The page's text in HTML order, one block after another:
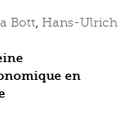
Bott, Hans-Ulrich
en